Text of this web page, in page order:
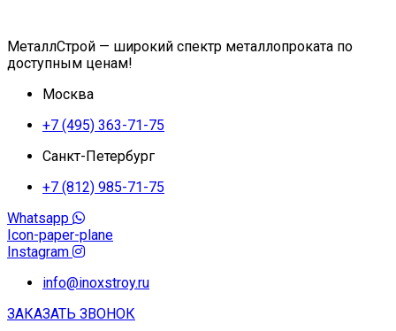
МеталлСтрой — широкий спектр металлопроката по
доступным ценам!
Москва
+7 (495) 363-71-75
Санкт-Петербург
+7 (812) 985-71-75
Whatsapp
Icon-paper-plane
Instagram
info@inoxstroy.ru
ЗАКАЗАТЬ ЗВОНОК